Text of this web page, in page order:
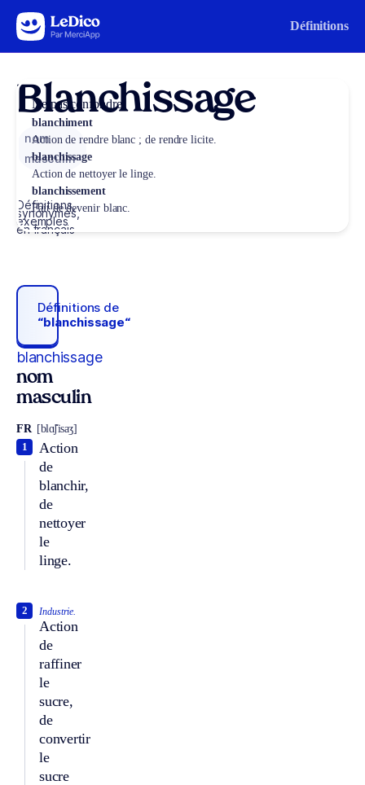
Aller au contenu Définitions
Blanchissage
nom
masculin
Définitions,
synonymes,
exemples
en français
Définitions de
“blanchissage“
blanchissage
nom
masculin
FR [blɑ̃ʃisaʒ]
Action
de
blanchir,
de
nettoyer
le
linge.
1
Industrie.
Action
de
raffiner
le
sucre,
de
convertir
le
sucre
2
Ne pas confondre
blanchiment
Action de rendre blanc ; de rendre licite.
blanchissage
Action de nettoyer le linge.
blanchissement
Fait de devenir blanc.